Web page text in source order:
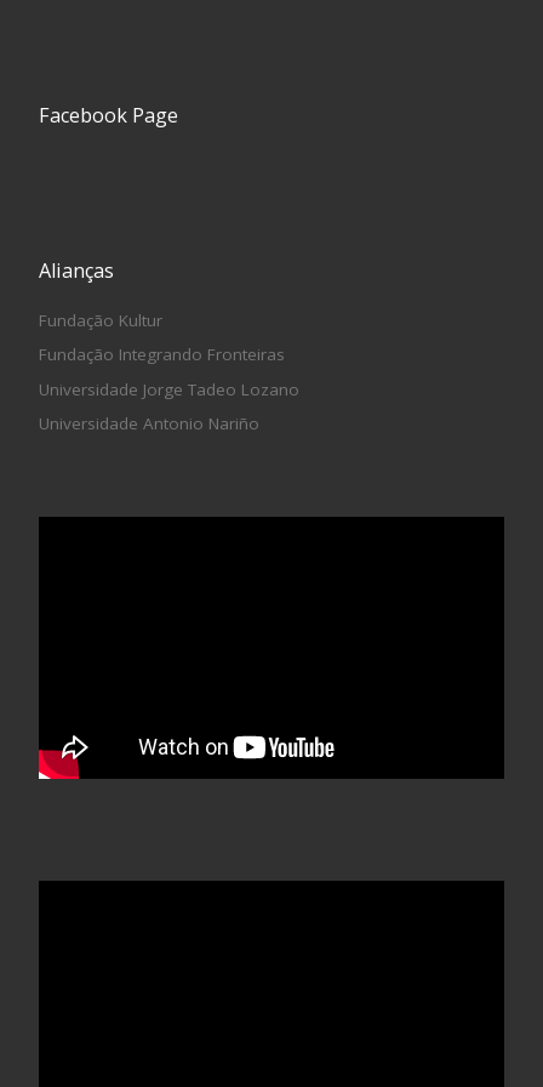
Facebook Page
Alianças
Fundação Kultur
Fundação Integrando Fronteiras
Universidade Jorge Tadeo Lozano
Universidade Antonio Nariño